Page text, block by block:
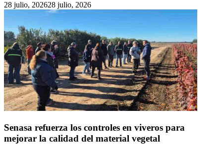
28 julio, 202628 julio, 2026
Senasa refuerza los controles en viveros para
mejorar la calidad del material vegetal